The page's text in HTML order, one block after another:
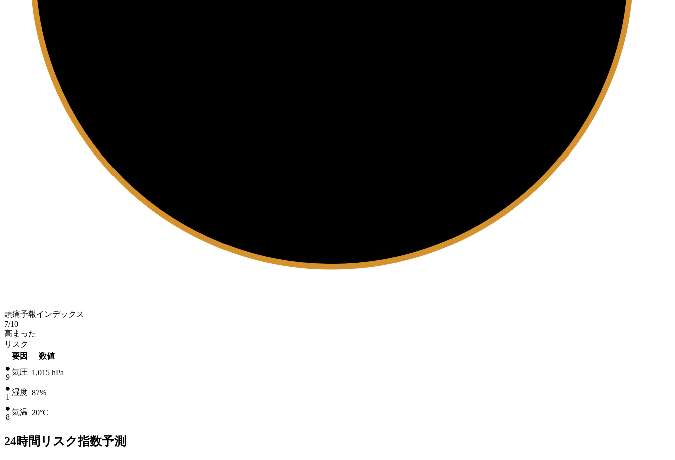
頭痛予報インデックス
7/10
高まった
リスク
要因
数値
9
気圧 1,015 hPa
1
湿度 87%
8
気温 20°C
24時間リスク指数予測